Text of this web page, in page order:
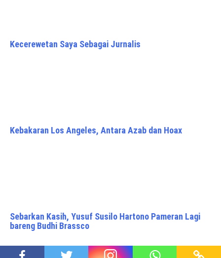
Kecerewetan Saya Sebagai Jurnalis
Kebakaran Los Angeles, Antara Azab dan Hoax
Sebarkan Kasih, Yusuf Susilo Hartono Pameran Lagi
bareng Budhi Brassco